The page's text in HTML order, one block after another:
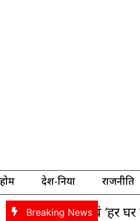
होम देश-दुनिया राजनीति
Breaking News
एवं ‘हर घर तिरंगा’